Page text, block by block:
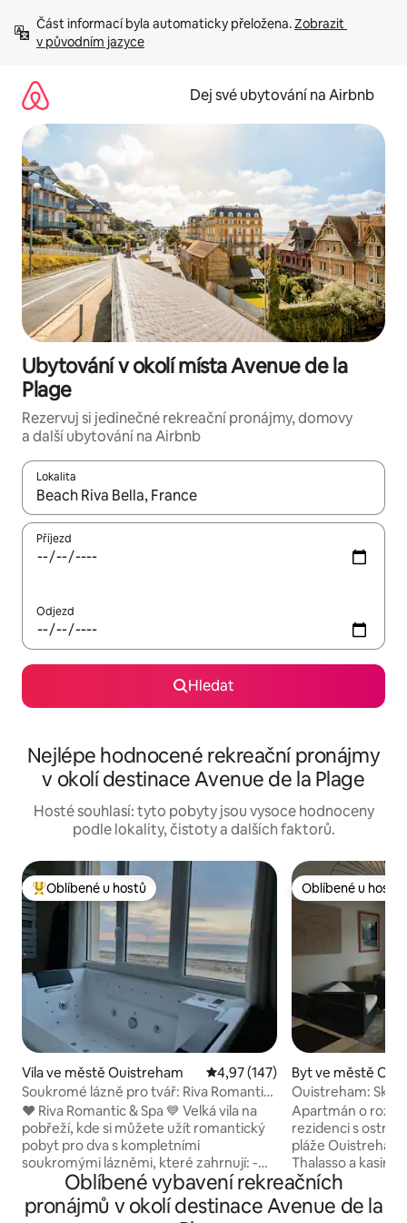
obsah
Část informací byla automaticky přeložena. Zobrazit
v původním jazyce
Dej své ubytování na Airbnb
Ubytování v okolí místa Avenue de la
Plage
Rezervuj si jedinečné rekreační pronájmy, domovy
a další ubytování na Airbnb
Lokalita
Až budou výsledky k dispozici, můžeš si je procházet pomocí
Příjezd
Odjezd
Hledat
Nejlépe hodnocené rekreační pronájmy
v okolí destinace Avenue de la Plage
Hosté souhlasí: tyto pobyty jsou vysoce hodnoceny
podle lokality, čistoty a dalších faktorů.
Nejlepší v kategorii Oblíbené u hostů
Oblíbené u hostů
Vila ve městě Ouistreham Průměrné hodnocení 4,97 z 5,
4,97 (147)
Soukromé lázně pro tvář: Riva Romantic
& SPA
❤️ Riva Romantic & Spa 💙 Velká vila na
pobřeží, kde si můžete užít romantický
pobyt pro dva s kompletními
soukromými lázněmi, které zahrnují: -
Sauna na venkovní terase v patře. - Velká
smyslová sprcha (115x180) (dešťová
obloha) s barevnou terapií. -
Oblíbené u hostů
Oblíbené u hostů
Byt ve městě
Ouistreham:
moře
Apartmán o
rezidenci s
pláže
Thalasso a
de la Mer.
160 x 200 cm
koutem a
Oblíbené vybavení rekreačních
pronájmů v okolí destinace Avenue de la